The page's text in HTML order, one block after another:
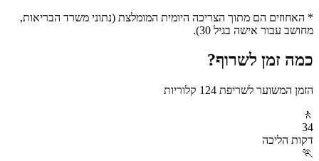
* האחוזים הם מתוך הצריכה היומית המומלצת (נתוני משרד הבריאות,
מחושב עבור אישה בגיל 30).
כמה זמן לשרוף?
הזמן המשוער לשריפת 124 קלוריות
🚶
34
דקות הליכה
🏃